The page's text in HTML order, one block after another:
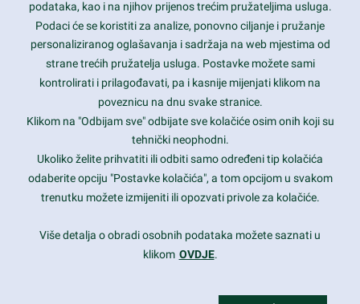
Contact Info
1600 Amphitheatre Parkway, Mountain View, CA 94043
prothemes.net@gmail.com
Daily: 9:00 am - 6:00 pm
Sunday: Closed
Copyright 2017FRESHFACE© All Rights Reserved
podataka, kao i na njihov prijenos trećim pružateljima usluga.
Podaci će se koristiti za analize, ponovno ciljanje i pružanje
personaliziranog oglašavanja i sadržaja na web mjestima od
strane trećih pružatelja usluga. Postavke možete sami
kontrolirati i prilagođavati, pa i kasnije mijenjati klikom na
poveznicu na dnu svake stranice.
Klikom na "Odbijam sve" odbijate sve kolačiće osim onih koji su
tehnički neophodni.
Ukoliko želite prihvatiti ili odbiti samo određeni tip kolačića
odaberite opciju "Postavke kolačića", a tom opcijom u svakom
trenutku možete izmijeniti ili opozvati privole za kolačiće.
Više detalja o obradi osobnih podataka možete saznati u
klikom OVDJE.